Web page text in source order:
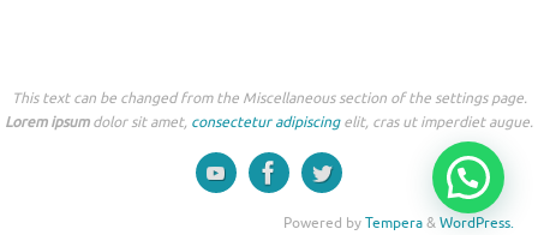
This text can be changed from the Miscellaneous section of the settings page.
Lorem ipsumdolor sit amet, consectetur adipiscingelit, cras ut imperdiet augue.
Powered byTempera&WordPress.